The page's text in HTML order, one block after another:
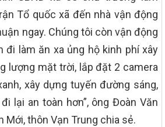
Tổ quốc xã đến nhà vận động
ngay. Chúng tôi còn vận động
đi làm ăn xa ủng hộ kinh phí xây
lượng mặt trời, lắp đặt 2 camera
xây dựng tuyến đường sáng,
lại an toàn hơn”, ông Đoàn Văn
Mới, thôn Vạn Trung chia sẻ.